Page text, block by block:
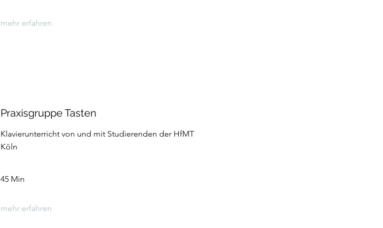
mehr erfahren
Praxisgruppe Tasten
Klavierunterricht von und mit Studierenden der HfMT
Köln
45 Min
mehr erfahren